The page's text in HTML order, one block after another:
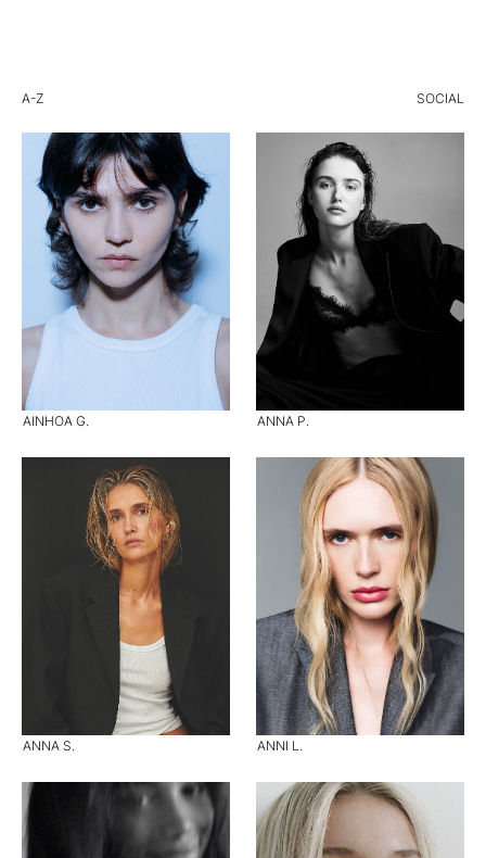
A-Z SOCIAL
AINHOA G. ANNA P.
ANNA S. ANNI L.